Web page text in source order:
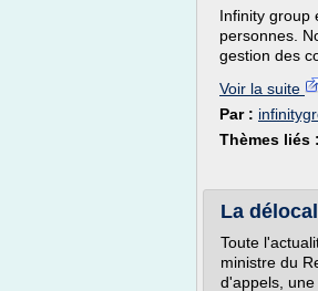
Infinity group
personnes.
gestion des
Voir la suite
Par :
Thèmes liés :
La
Toute
ministre du
d'appels,